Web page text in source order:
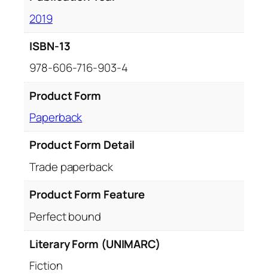
2019
ISBN-13
978-606-716-903-4
Product Form
Paperback
Product Form Detail
Trade paperback
Product Form Feature
Perfect bound
Literary Form (UNIMARC)
Fiction